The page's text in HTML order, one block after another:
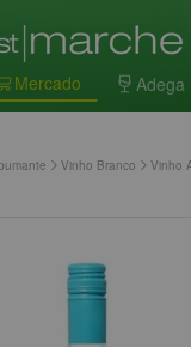
Mercado Adega
Vinho Branco Vinho